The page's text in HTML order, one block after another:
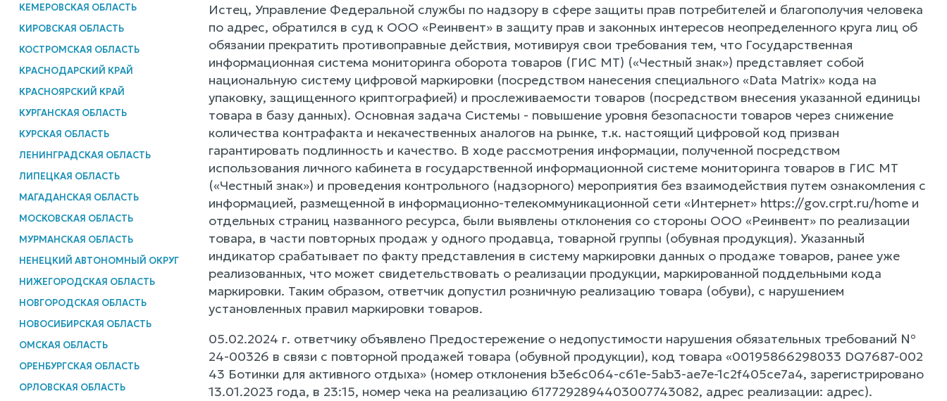
КЕМЕРОВСКАЯ ОБЛАСТЬ
КИРОВСКАЯ ОБЛАСТЬ
КОСТРОМСКАЯ ОБЛАСТЬ
КРАСНОДАРСКИЙ КРАЙ
КРАСНОЯРСКИЙ КРАЙ
КУРГАНСКАЯ ОБЛАСТЬ
КУРСКАЯ ОБЛАСТЬ
ЛЕНИНГРАДСКАЯ ОБЛАСТЬ
ЛИПЕЦКАЯ ОБЛАСТЬ
МАГАДАНСКАЯ ОБЛАСТЬ
МОСКОВСКАЯ ОБЛАСТЬ
МУРМАНСКАЯ ОБЛАСТЬ
НЕНЕЦКИЙ АВТОНОМНЫЙ ОКРУГ
НИЖЕГОРОДСКАЯ ОБЛАСТЬ
НОВГОРОДСКАЯ ОБЛАСТЬ
НОВОСИБИРСКАЯ ОБЛАСТЬ
ОМСКАЯ ОБЛАСТЬ
ОРЕНБУРГСКАЯ ОБЛАСТЬ
ОРЛОВСКАЯ ОБЛАСТЬ
Истец, Управление Федеральной службы по надзору в сфере защиты прав потребителей и благополучия человека
по адрес, обратился в суд к ООО «Реинвент» в защиту прав и законных интересов неопределенного круга лиц об
обязании прекратить противоправные действия, мотивируя свои требования тем, что Государственная
информационная система мониторинга оборота товаров (ГИС МТ) («Честный знак») представляет собой
национальную систему цифровой маркировки (посредством нанесения специального «Data Matrix» кода на
упаковку, защищенного криптографией) и прослеживаемости товаров (посредством внесения указанной единицы
товара в базу данных). Основная задача Системы - повышение уровня безопасности товаров через снижение
количества контрафакта и некачественных аналогов на рынке, т.к. настоящий цифровой код призван
гарантировать подлинность и качество. В ходе рассмотрения информации, полученной посредством
использования личного кабинета в государственной информационной системе мониторинга товаров в ГИС МТ
(«Честный знак») и проведения контрольного (надзорного) мероприятия без взаимодействия путем ознакомления с
информацией, размещенной в информационно-телекоммуникационной сети «Интернет» https://gov.crpt.ru/home и
отдельных страниц названного ресурса, были выявлены отклонения со стороны ООО «Реинвент» по реализации
товара, в части повторных продаж у одного продавца, товарной группы (обувная продукция). Указанный
индикатор срабатывает по факту представления в систему маркировки данных о продаже товаров, ранее уже
реализованных, что может свидетельствовать о реализации продукции, маркированной поддельными кода
маркировки. Таким образом, ответчик допустил розничную реализацию товара (обуви), с нарушением
установленных правил маркировки товаров.
05.02.2024 г. ответчику объявлено Предостережение о недопустимости нарушения обязательных требований №
24-00326 в связи с повторной продажей товара (обувной продукции), код товара «00195866298033 DQ7687-002
43 Ботинки для активного отдыха» (номер отклонения b3e6c064-c61e-5ab3-ae7e-1c2f405ce7a4, зарегистрировано
13.01.2023 года, в 23:15, номер чека на реализацию 6177292894403007743082, адрес реализации: адрес).